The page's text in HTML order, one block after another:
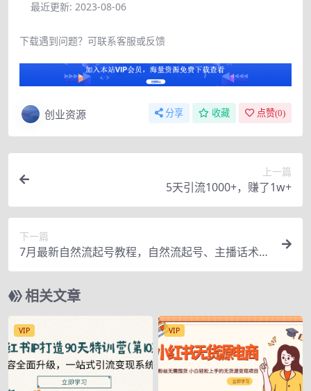
最近更新: 2023-08-06
下载遇到问题？可联系客服或反馈
创业资源 分享 收藏 点赞(0)
上一篇
5天引流1000+，赚了1w+
下一篇
7月最新自然流起号教程，自然流起号、主播话术实
战课
相关文章
VIP VIP